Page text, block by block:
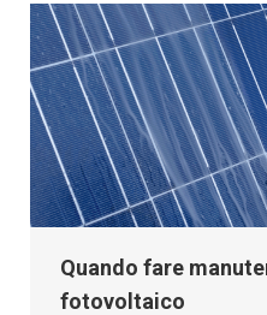
Quando fare
fotovoltaico